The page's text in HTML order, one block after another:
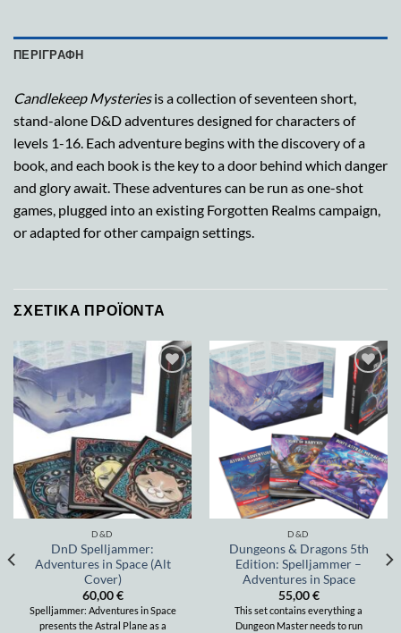
ΠΕΡΙΓΡΑΦΉ
Candlekeep Mysteriesis a collection of seventeen short,
stand-alone D&D adventures designed for characters of
levels 1-16. Each adventure begins with the discovery of a
book, and each book is the key to a door behind which danger
and glory await. These adventures can be run as one-shot
games, plugged into an existing Forgotten Realms campaign,
or adapted for other campaign settings.
ΣΧΕΤΙΚΆ ΠΡΟΪΌΝΤΑ
Add to
wishlist
D&D
DnD Spelljammer:
Adventures in Space (Alt
Cover)
60,00€
Spelljammer: Adventures in Space
presents the Astral Plane as a
Add to
wishlist
D&D
Dungeons & Dragons 5th
Edition: Spelljammer –
Adventures in Space
55,00€
This set contains everything a
Dungeon Master needs to run